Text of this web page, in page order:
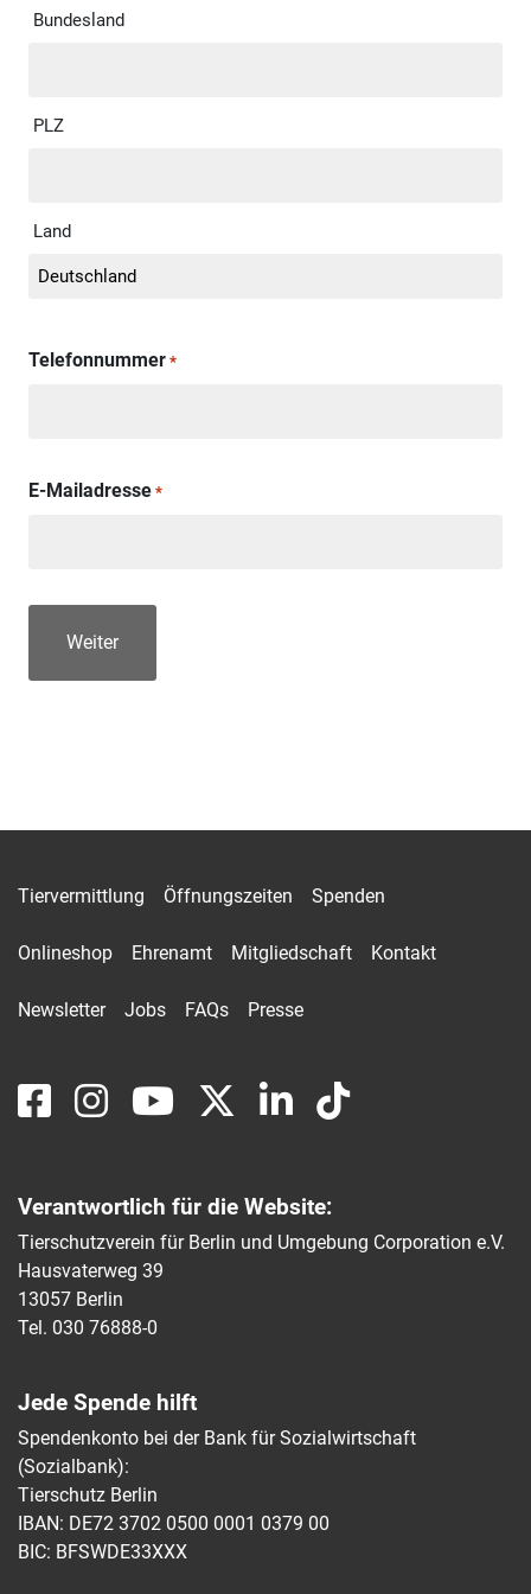
Bundesland
PLZ
Land
Telefonnummer *
E-Mailadresse *
Tiervermittlung Öffnungszeiten Spenden
Onlineshop Ehrenamt Mitgliedschaft Kontakt
Newsletter Jobs FAQs Presse
Verantwortlich für die Website:
Tierschutzverein für Berlin und Umgebung Corporation e.V.
Hausvaterweg 39
13057 Berlin
Tel. 030 76888-0
Jede Spende hilft
Spendenkonto bei der Bank für Sozialwirtschaft
(Sozialbank):
Tierschutz Berlin
IBAN: DE72 3702 0500 0001 0379 00
BIC: BFSWDE33XXX